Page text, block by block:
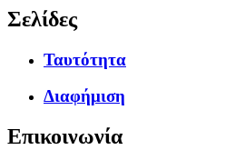
Σελίδες
Ταυτότητα
Διαφήμιση
Επικοινωνία